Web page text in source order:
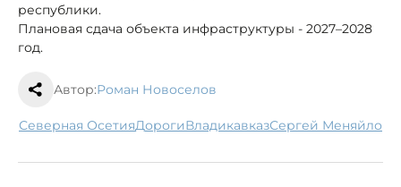
республики.
Плановая сдача объекта инфраструктуры - 2027–2028
год.
Автор:Роман Новоселов
Северная Осетия дороги Владикавказ Сергей Меняйло